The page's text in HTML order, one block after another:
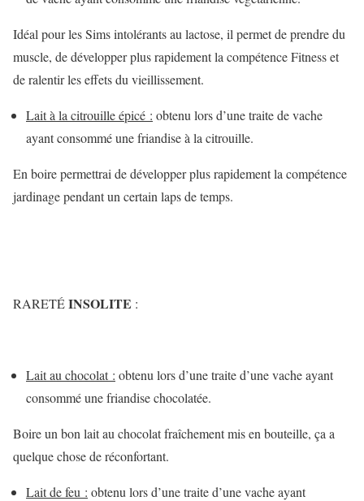
Idéal pour les Sims intolérants au lactose, il permet de prendre du
muscle, de développer plus rapidement la compétence Fitness et
de ralentir les effets du vieillissement.
Lait à la citrouille épicé : obtenu lors d’une traite de vache
ayant consommé une friandise à la citrouille.
En boire permettrai de développer plus rapidement la compétence
jardinage pendant un certain laps de temps.
RARETÉINSOLITE :
Lait au chocolat : obtenu lors d’une traite d’une vache ayant
consommé une friandise chocolatée.
Boire un bon lait au chocolat fraîchement mis en bouteille, ça a
quelque chose de réconfortant.
Lait de feu : obtenu lors d’une traite d’une vache ayant